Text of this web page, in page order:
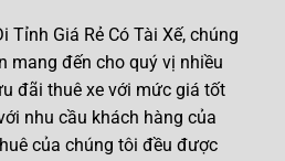
Tỉnh Giá Rẻ Có Tài Xế, chúng
mang đến cho quý vị nhiều
đãi thuê xe với mức giá tốt
nhu cầu khách hàng của
của chúng tôi đều được